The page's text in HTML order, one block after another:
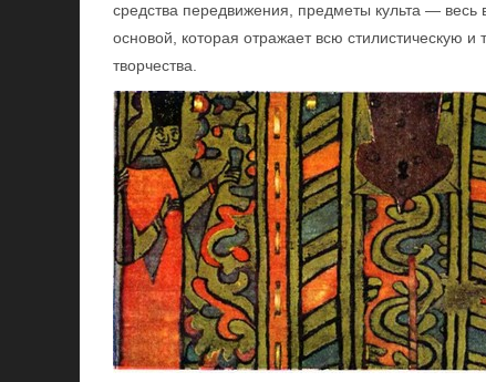
средства передвижения, предметы культа —
основой, которая отражает всю стилистическую и
творчества.